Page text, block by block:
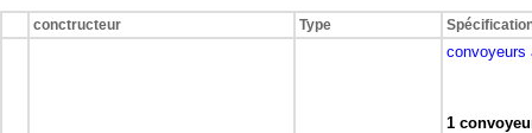
conctructeur Type
convoyeurs
1